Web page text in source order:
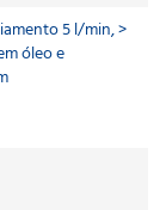
5 l/min, >
óleo e